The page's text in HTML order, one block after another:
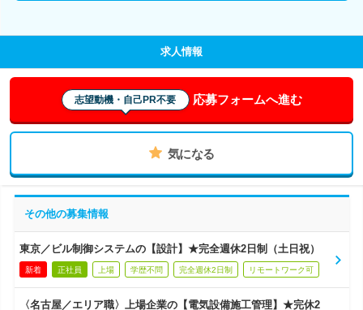
求人情報
志望動機・自己PR不要 応募フォームへ進む
気になる
その他の募集情報
東京／ビル制御システムの【設計】★完全週休2日制（土日祝）
新着 正社員 上場 学歴不問 完全週休2日制 リモートワーク可
〈名古屋／エリア職〉上場企業の【電気設備施工管理】★完休2